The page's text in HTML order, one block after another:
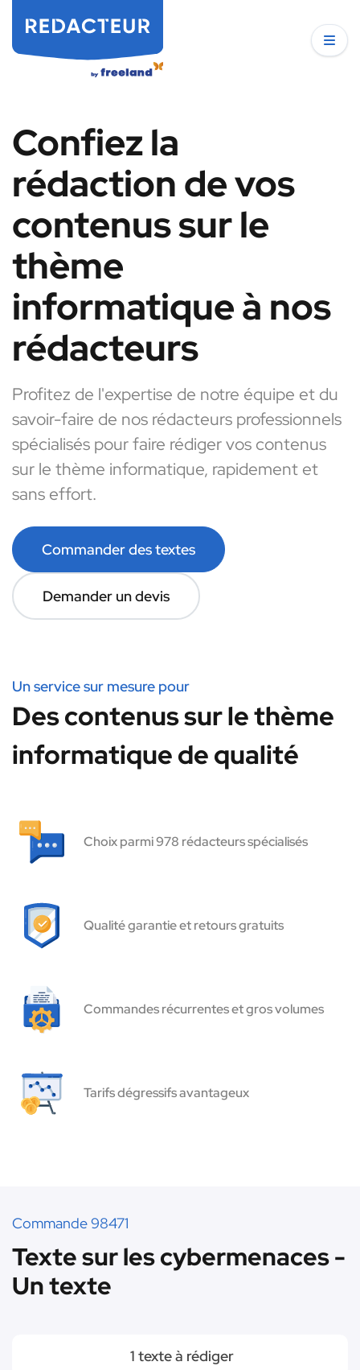
Confiez la
rédaction de vos
contenus sur le
thème
informatique à nos
rédacteurs
Profitez de l'expertise de notre équipe et du
savoir-faire de nos rédacteurs professionnels
spécialisés pour faire rédiger vos contenus
sur le thème informatique, rapidement et
sans effort.
Commander des textes
Demander un devis
Un service sur mesure pour
Des contenus sur le thème
informatique de qualité
Choix parmi 978 rédacteurs spécialisés
Qualité garantie et retours gratuits
Commandes récurrentes et gros volumes
Tarifs dégressifs avantageux
Commande 98471
Texte sur les cybermenaces -
Un texte
1 texte à rédiger